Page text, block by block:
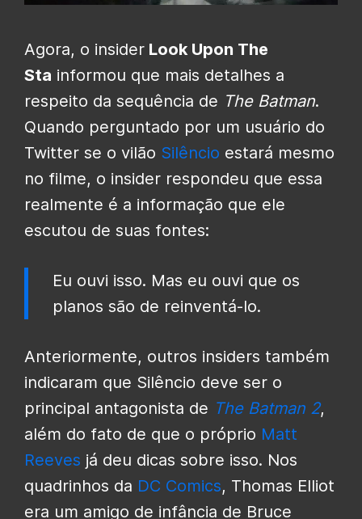
Agora, o insider Look Upon The
Sta informou que mais detalhes a
respeito da sequência de The Batman.
Quando perguntado por um usuário do
Twitter se o vilão Silêncio estará mesmo
no filme, o insider respondeu que essa
realmente é a informação que ele
escutou de suas fontes:
Eu ouvi isso. Mas eu ouvi que os
planos são de reinventá-lo.
Anteriormente, outros insiders também
indicaram que Silêncio deve ser o
principal antagonista de The Batman 2,
além do fato de que o próprio Matt
Reeves já deu dicas sobre isso. Nos
quadrinhos da DC Comics, Thomas Elliot
era um amigo de infância de Bruce